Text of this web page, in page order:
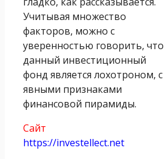
Учитывая множество
факторов, можно с
уверенностью говорить, что
данный инвестиционный
фонд является лохотроном, с
явными признаками
финансовой пирамиды.
Сайт
https://investellect.net